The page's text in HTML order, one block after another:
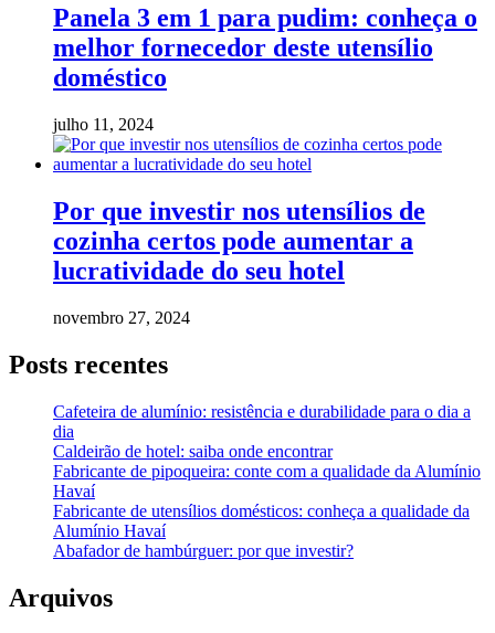
Panela 3 em 1 para pudim: conheça o
melhor fornecedor deste utensílio
doméstico
julho 11, 2024
Por que investir nos utensílios de
cozinha certos pode aumentar a
lucratividade do seu hotel
novembro 27, 2024
Posts recentes
Cafeteira de alumínio: resistência e durabilidade para o dia a
dia
Caldeirão de hotel: saiba onde encontrar
Fabricante de pipoqueira: conte com a qualidade da Alumínio
Havaí
Fabricante de utensílios domésticos: conheça a qualidade da
Alumínio Havaí
Abafador de hambúrguer: por que investir?
Arquivos